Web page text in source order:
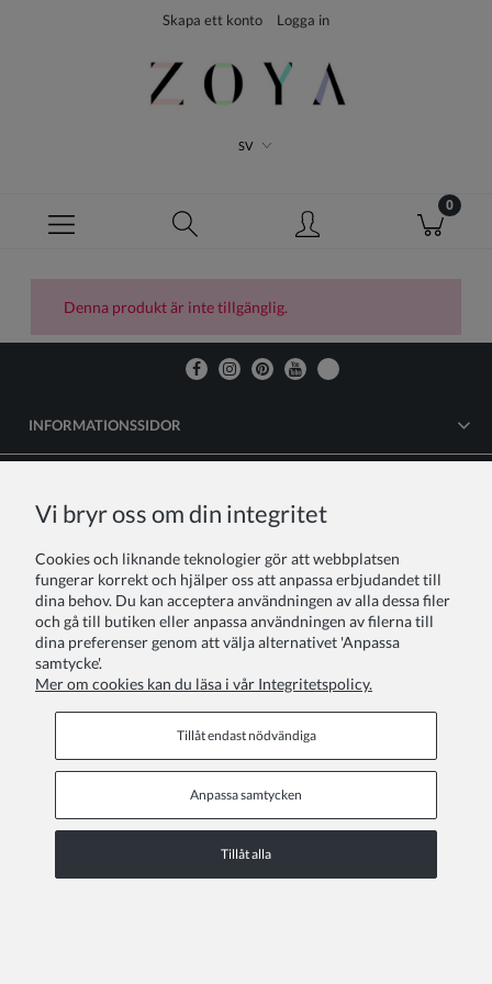
Skapa ett konto Logga in
SV
Denna produkt är inte tillgänglig.
INFORMATIONSSIDOR
Visa fullständig version av sidan
Sklep internetowy Shoper.pl
Vi bryr oss om din integritet
Cookies och liknande teknologier gör att webbplatsen
fungerar korrekt och hjälper oss att anpassa erbjudandet till
dina behov. Du kan acceptera användningen av alla dessa filer
och gå till butiken eller anpassa användningen av filerna till
dina preferenser genom att välja alternativet 'Anpassa
samtycke'.
Mer om cookies kan du läsa i vår Integritetspolicy.
Tillåt endast nödvändiga
Anpassa samtycken
Tillåt alla